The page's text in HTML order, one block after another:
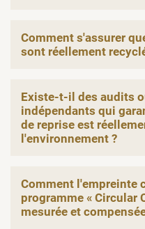
Comment s'assurer
sont réellement
Existe-t-il des audits
indépendants qui
de reprise est
l'environnement ?
Comment l'empreinte
programme « Circular
mesurée et